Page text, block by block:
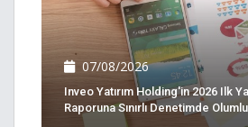
07/08/2026
Inveo Yatırım Holding'in 2026 Ilk
Raporuna Sınırlı Denetimde